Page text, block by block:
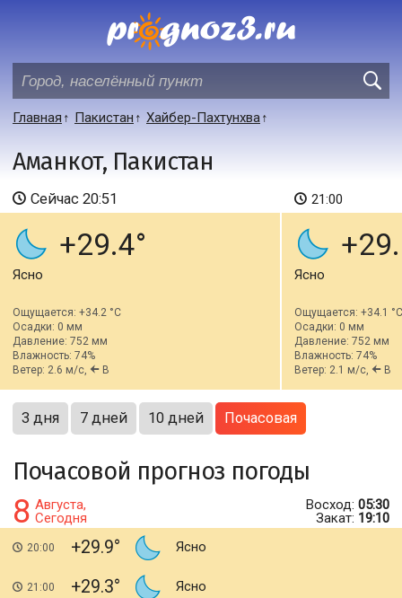
Главная Пакистан Хайбер-Пахтунхва
Аманкот, Пакистан
Сейчас 20:51
+29.4
Ясно
Ощущается: +34.2 °C
Осадки: 0 мм
Давление: 752 мм
Влажность: 74%
Ветер: 2.6 м/с,
В
21:00
Ясно
Ощущается: +34.1 °C
Осадки: 0 мм
Давление: 752 мм
Влажность: 74%
Ветер: 2.1 м/с,
В
3 дня 7 дней 10 дней Почасовая
Почасовой прогноз погоды
8 Августа,
Сегодня
Восход: 05:30
Закат: 19:10
20:00 +29.9 Ясно
21:00 +29.3 Ясно